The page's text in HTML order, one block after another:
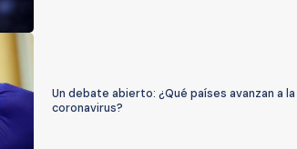
Un debate abierto: ¿Qué países avanzan a
coronavirus?